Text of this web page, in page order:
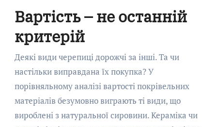
Вартість – не останній
критерій
Деякі види черепиці дорожчі за інші. Та чи
настільки виправдана їх покупка? У
порівняльному аналізі вартості покрівельних
матеріалів безумовно виграють ті види, що
вироблені з натуральної сировини. Кераміка чи